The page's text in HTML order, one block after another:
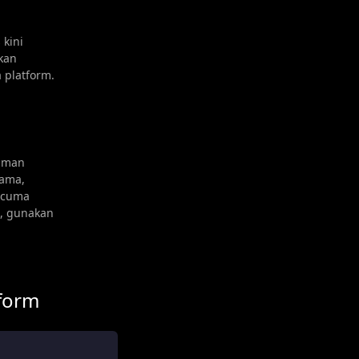
kini
platform.
gunakan